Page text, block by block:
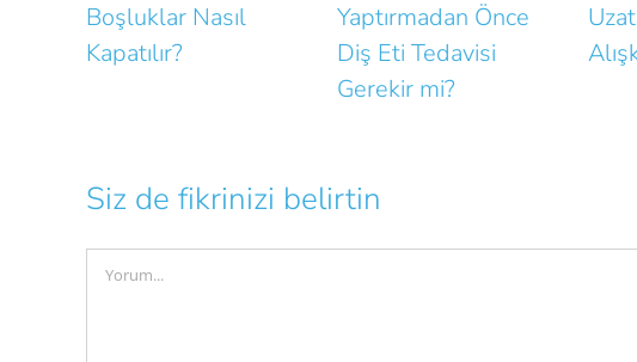
Yaptırmadan Önce
Diş Eti Tedavisi
Uzatan 8 Önemli
Alışkanlık
Siz de fikrinizi belirtin
Comment